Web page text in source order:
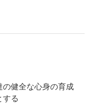
健全な心身の育成
する